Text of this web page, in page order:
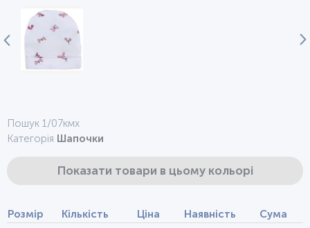
Пошук 1/07кмх
Категорія Шапочки
Показати товари в цьому кольорі
Розмір Кількість Ціна Наявність Сума